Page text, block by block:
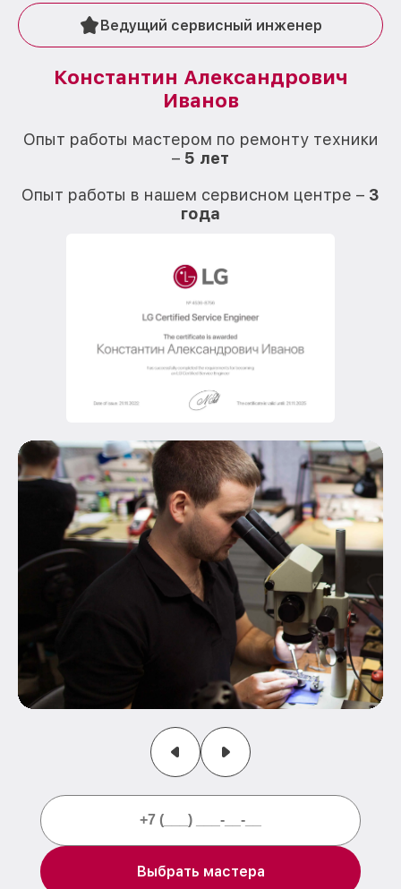
Ведущий сервисный инженер
Константин Александрович
Иванов
Опыт работы мастером по ремонту техники
– 5 лет
Опыт работы в нашем сервисном центре – 3
года
Выбрать мастера